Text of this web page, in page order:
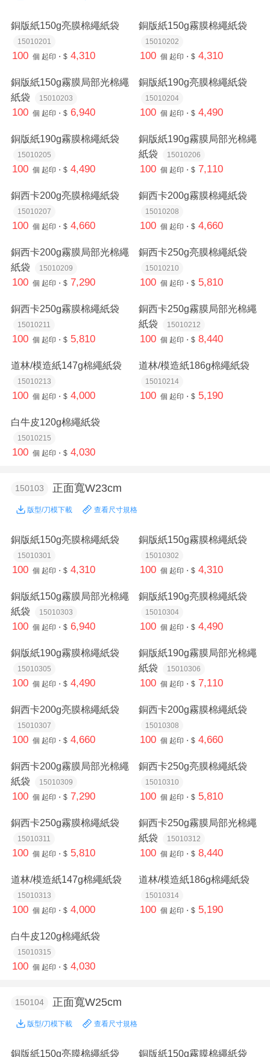
銅版紙150g亮膜棉繩紙袋
15010201
100 個 起印・$ 4,310
銅版紙150g霧膜棉繩紙袋
15010202
100 個 起印・$ 4,310
銅版紙150g霧膜局部光棉繩
紙袋
15010203
100 個 起印・$ 6,940
銅版紙190g亮膜棉繩紙袋
15010204
100 個 起印・$ 4,490
銅版紙190g霧膜棉繩紙袋
15010205
100 個 起印・$ 4,490
銅版紙190g霧膜局部光棉繩
紙袋
15010206
100 個 起印・$ 7,110
銅西卡200g亮膜棉繩紙袋
15010207
100 個 起印・$ 4,660
銅西卡200g霧膜棉繩紙袋
15010208
100 個 起印・$ 4,660
銅西卡200g霧膜局部光棉繩
紙袋
15010209
100 個 起印・$ 7,290
銅西卡250g亮膜棉繩紙袋
15010210
100 個 起印・$ 5,810
銅西卡250g霧膜棉繩紙袋
15010211
100 個 起印・$ 5,810
銅西卡250g霧膜局部光棉繩
紙袋
15010212
100 個 起印・$ 8,440
道林/模造紙147g棉繩紙袋
15010213
100 個 起印・$ 4,000
道林/模造紙186g棉繩紙袋
15010214
100 個 起印・$ 5,190
白牛皮120g棉繩紙袋
15010215
100 個 起印・$ 4,030
150103 正面寬W23cm
版型/刀模下載 查看尺寸規格
銅版紙150g亮膜棉繩紙袋
15010301
100 個 起印・$ 4,310
銅版紙150g霧膜棉繩紙袋
15010302
100 個 起印・$ 4,310
銅版紙150g霧膜局部光棉繩
紙袋
15010303
100 個 起印・$ 6,940
銅版紙190g亮膜棉繩紙袋
15010304
100 個 起印・$ 4,490
銅版紙190g霧膜棉繩紙袋
15010305
100 個 起印・$ 4,490
銅版紙190g霧膜局部光棉繩
紙袋
15010306
100 個 起印・$ 7,110
銅西卡200g亮膜棉繩紙袋
15010307
100 個 起印・$ 4,660
銅西卡200g霧膜棉繩紙袋
15010308
100 個 起印・$ 4,660
銅西卡200g霧膜局部光棉繩
紙袋
15010309
100 個 起印・$ 7,290
銅西卡250g亮膜棉繩紙袋
15010310
100 個 起印・$ 5,810
銅西卡250g霧膜棉繩紙袋
15010311
100 個 起印・$ 5,810
銅西卡250g霧膜局部光棉繩
紙袋
15010312
100 個 起印・$ 8,440
道林/模造紙147g棉繩紙袋
15010313
100 個 起印・$ 4,000
道林/模造紙186g棉繩紙袋
15010314
100 個 起印・$ 5,190
白牛皮120g棉繩紙袋
15010315
100 個 起印・$ 4,030
150104 正面寬W25cm
版型/刀模下載 查看尺寸規格
銅版紙150g亮膜棉繩紙袋 銅版紙150g霧膜棉繩紙袋